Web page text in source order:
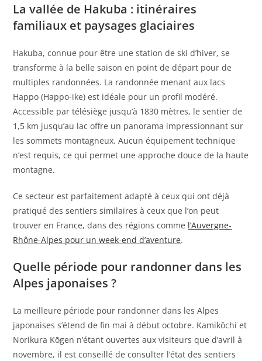
La vallée de Hakuba : itinéraires
familiaux et paysages glaciaires
Hakuba, connue pour être une station de ski d’hiver, se
transforme à la belle saison en point de départ pour de
multiples randonnées. La randonnée menant aux lacs
Happo (Happo-ike) est idéale pour un profil modéré.
Accessible par télésiège jusqu’à 1830 mètres, le sentier de
1,5 km jusqu’au lac offre un panorama impressionnant sur
les sommets montagneux. Aucun équipement technique
n’est requis, ce qui permet une approche douce de la haute
montagne.
Ce secteur est parfaitement adapté à ceux qui ont déjà
pratiqué des sentiers similaires à ceux que l’on peut
trouver en France, dans des régions comme l’Auvergne-
Rhône-Alpes pour un week-end d’aventure.
Quelle période pour randonner dans les
Alpes japonaises ?
La meilleure période pour randonner dans les Alpes
japonaises s’étend de fin mai à début octobre. Kamikōchi et
Norikura Kōgen n’étant ouvertes aux visiteurs que d’avril à
novembre, il est conseillé de consulter l’état des sentiers